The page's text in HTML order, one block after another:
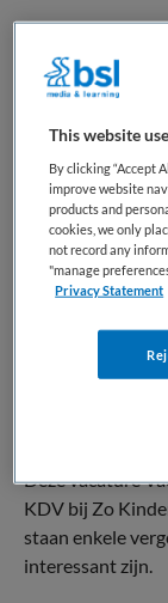
Kinderopvang
BRANCHE
KDV
21 april 2026
ERVARING
Niet nader
Vacature
Deze vacature
KDV bij Zo
staan enkele
interessant zijn.
This website
By clicking “Accept
improve website
products and
cookies, we only
not record any
"manage
Privacy Statement